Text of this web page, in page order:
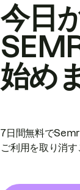
今日
始め
7日間無料で
ご利用を取り消す